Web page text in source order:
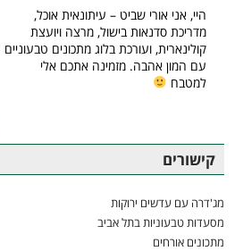
היי, אני אורי שביט – עיתונאית אוכל,
מדריכת סדנאות בישול, מרצה ויועצת
קולינארית, ועורכת בלוג מתכונים טבעוניים
עם המון אהבה. מזמינה אתכם אלי
למטבח
קישורים
מג'דרה עם עדשים ירוקות
מסעדות טבעוניות בתל אביב
מתכונים אורחים